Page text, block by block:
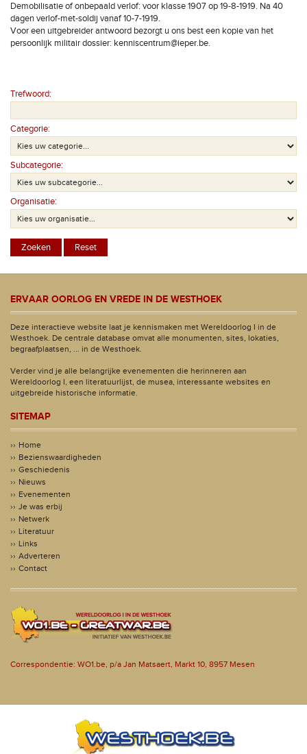
Demobilisatie of onbepaald verlof: voor klasse 1907 op 19-8-1919. Na 40
dagen verlof-met-soldij vanaf 10-7-1919.
Voor een uitgebreider antwoord bezorgt u ons best een kopie van het
persoonlijk militair dossier: kenniscentrum@ieper.be.
Trefwoord:
Categorie:
Subcategorie:
Organisatie:
ERVAAR OORLOG EN VREDE IN DE WESTHOEK
Deze interactieve website laat je kennismaken met Wereldoorlog I in de
Westhoek. De centrale database omvat alle monumenten, sites, lokaties,
begraafplaatsen, ... in de Westhoek.
Verder vind je alle belangrijke evenementen die herinneren aan
Wereldoorlog I, een literatuurlijst, de musea, interessante websites en
uitgebreide historische informatie.
SITEMAP
Home
Bezienswaardigheden
Geschiedenis
Nieuws
Evenementen
Je was erbij
Netwerk
Literatuur
Links
Adverteren
Contact
Correspondentie: WO1.be, p/a Jan Matsaert, Markt 10, 8957 Mesen